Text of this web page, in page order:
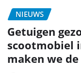
NIEUWS
Getuigen
scootmobiel
maken we